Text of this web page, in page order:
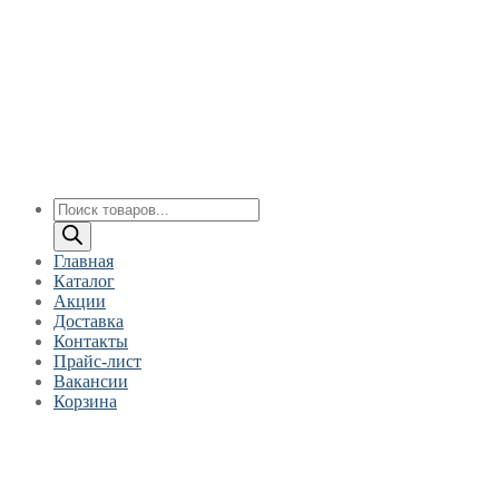
Поиск
товаров
Главная
Каталог
Акции
Доставка
Контакты
Прайс-лист
Вакансии
Корзина